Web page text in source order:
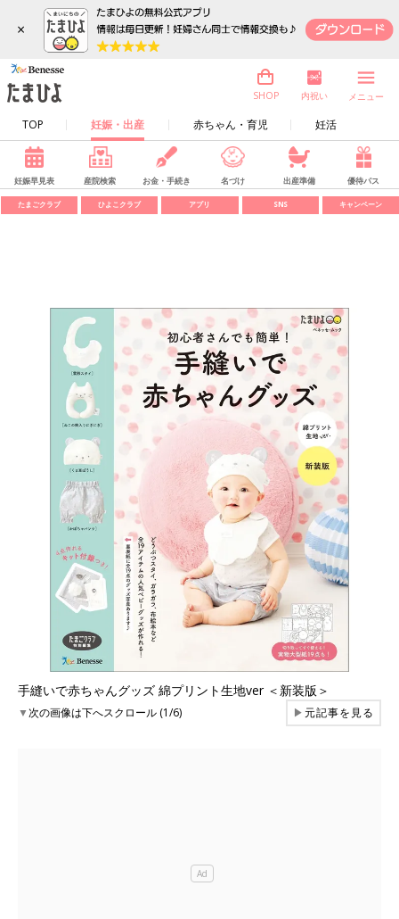
×
TOP 妊娠・出産 赤ちゃん・育児 妊活
SHOP 内祝い メニュー
妊娠早見表 産院検索 お金・手続き 名づけ 出産準備 優待パス
たまごクラブ ひよこクラブ アプリ SNS キャンペーン
手縫いで赤ちゃんグッズ 綿プリント生地ver ＜新装版＞
▼次の画像は下へスクロール (1/6) ▶元記事を見る